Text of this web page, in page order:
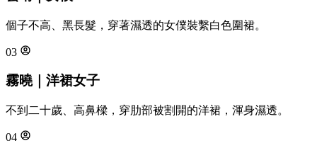
個子不高、黑長髮，穿著濕透的女僕裝繫白色圍裙。
03
霧曉｜洋裙女子
不到二十歲、高鼻樑，穿肋部被割開的洋裙，渾身濕透。
04